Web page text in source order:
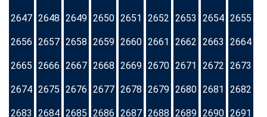
2647 2648 2649 2650 2651 2652 2653 2654 2655
2656 2657 2658 2659 2660 2661 2662 2663 2664
2665 2666 2667 2668 2669 2670 2671 2672 2673
2674 2675 2676 2677 2678 2679 2680 2681 2682
2683 2684 2685 2686 2687 2688 2689 2690 2691